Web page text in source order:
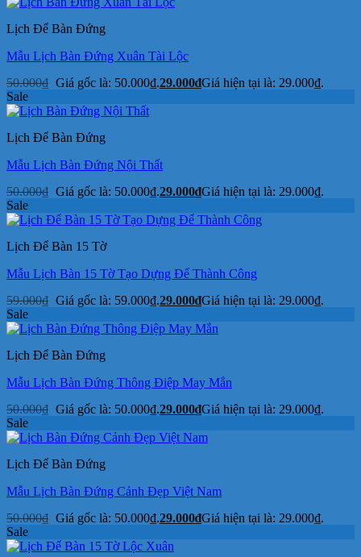
Lịch Để Bàn Đứng
Mẫu Lịch Bàn Đứng Xuân Tài Lộc
50.000₫ Giá gốc là: 50.000₫.29.000₫Giá hiện tại là: 29.000₫.
Sale
Lịch Để Bàn Đứng
Mẫu Lịch Bàn Đứng Nội Thất
50.000₫ Giá gốc là: 50.000₫.29.000₫Giá hiện tại là: 29.000₫.
Sale
Lịch Để Bàn 15 Tờ
Mẫu Lịch Bàn 15 Tờ Tạo Dựng Để Thành Công
59.000₫ Giá gốc là: 59.000₫.29.000₫Giá hiện tại là: 29.000₫.
Sale
Lịch Để Bàn Đứng
Mẫu Lịch Bàn Đứng Thông Điệp May Mắn
50.000₫ Giá gốc là: 50.000₫.29.000₫Giá hiện tại là: 29.000₫.
Sale
Lịch Để Bàn Đứng
Mẫu Lịch Bàn Đứng Cảnh Đẹp Việt Nam
50.000₫ Giá gốc là: 50.000₫.29.000₫Giá hiện tại là: 29.000₫.
Sale